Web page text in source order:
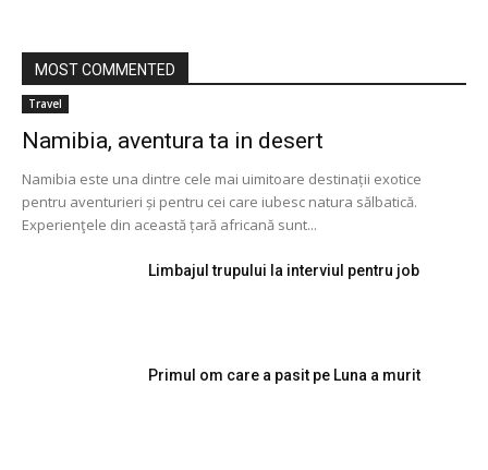
MOST COMMENTED
Travel
Namibia, aventura ta in desert
Namibia este una dintre cele mai uimitoare destinații exotice
pentru aventurieri și pentru cei care iubesc natura sălbatică.
Experienţele din această țară africană sunt...
Limbajul trupului la interviul pentru job
Primul om care a pasit pe Luna a murit